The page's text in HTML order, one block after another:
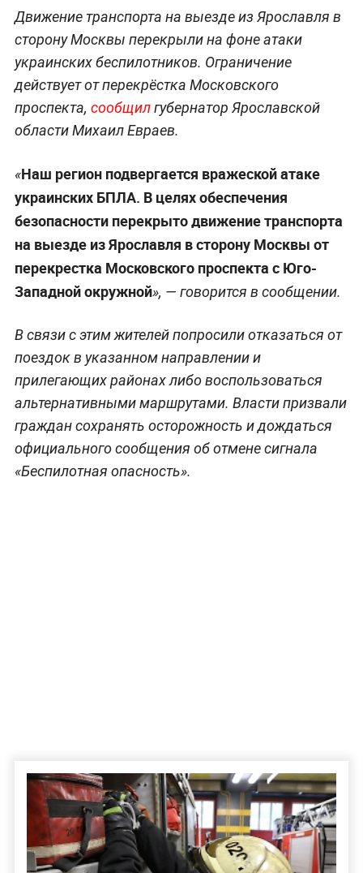
Движение транспорта на выезде из Ярославля в
сторону Москвы перекрыли на фоне атаки
украинских беспилотников. Ограничение
действует от перекрёстка Московского
проспекта, сообщилгубернатор Ярославской
области Михаил Евраев.
«Наш регион подвергается вражеской атаке
украинских БПЛА. В целях обеспечения
безопасности перекрыто движение транспорта
на выезде из Ярославля в сторону Москвы от
перекрестка Московского проспекта с Юго-
Западной окружной», — говорится в сообщении.
В связи с этим жителей попросили отказаться от
поездок в указанном направлении и
прилегающих районах либо воспользоваться
альтернативными маршрутами. Власти призвали
граждан сохранять осторожность и дождаться
официального сообщения об отмене сигнала
«Беспилотная опасность».